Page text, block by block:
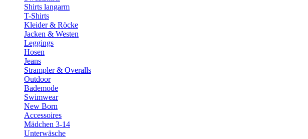
Shirts langarm
T-Shirts
Kleider & Röcke
Jacken & Westen
Leggings
Hosen
Jeans
Strampler & Overalls
Outdoor
Bademode
Swimwear
New Born
Accessoires
Mädchen 3-14
Unterwäsche